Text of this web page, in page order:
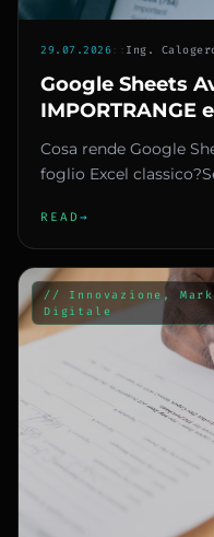
29.07.2026:: Ing.
Google Sheets
IMPORTRANGE
AppScript per PMI
Cosa rende Google
foglio Excel
READ →
// Innovazione,
Digitale